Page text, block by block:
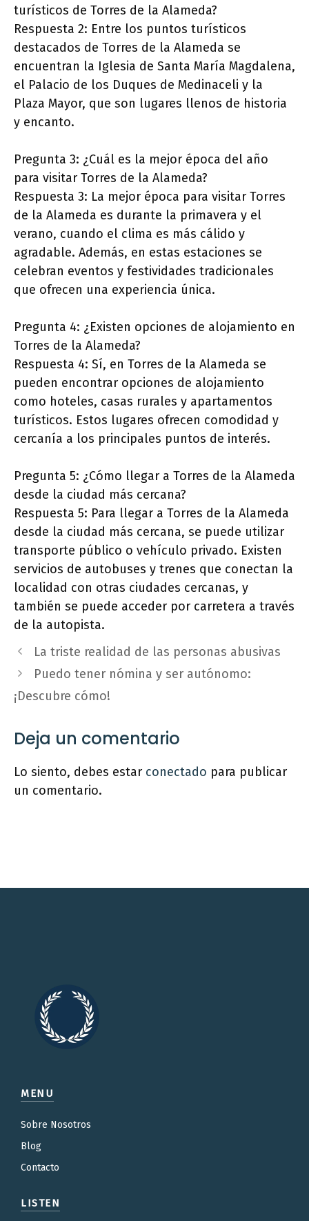
turísticos de Torres de la Alameda?
Respuesta 2: Entre los puntos turísticos
destacados de Torres de la Alameda se
encuentran la Iglesia de Santa María Magdalena,
el Palacio de los Duques de Medinaceli y la
Plaza Mayor, que son lugares llenos de historia
y encanto.
Pregunta 3: ¿Cuál es la mejor época del año
para visitar Torres de la Alameda?
Respuesta 3: La mejor época para visitar Torres
de la Alameda es durante la primavera y el
verano, cuando el clima es más cálido y
agradable. Además, en estas estaciones se
celebran eventos y festividades tradicionales
que ofrecen una experiencia única.
Pregunta 4: ¿Existen opciones de alojamiento en
Torres de la Alameda?
Respuesta 4: Sí, en Torres de la Alameda se
pueden encontrar opciones de alojamiento
como hoteles, casas rurales y apartamentos
turísticos. Estos lugares ofrecen comodidad y
cercanía a los principales puntos de interés.
Pregunta 5: ¿Cómo llegar a Torres de la Alameda
desde la ciudad más cercana?
Respuesta 5: Para llegar a Torres de la Alameda
desde la ciudad más cercana, se puede utilizar
transporte público o vehículo privado. Existen
servicios de autobuses y trenes que conectan la
localidad con otras ciudades cercanas, y
también se puede acceder por carretera a través
de la autopista.
La triste realidad de las personas abusivas
Puedo tener nómina y ser autónomo:
¡Descubre cómo!
Deja un comentario
Lo siento, debes estar conectado para publicar
un comentario.
MENU
Sobre Nosotros
Blog
Contacto
LISTEN